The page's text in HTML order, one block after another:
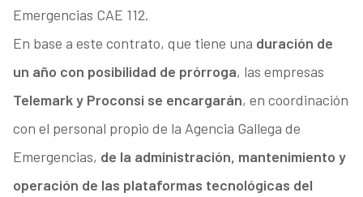
Emergencias CAE 112.
En base a este contrato, que tiene una duración de
un año con posibilidad de prórroga, las empresas
Telemark y Proconsi se encargarán, en coordinación
con el personal propio de la Agencia Gallega de
Emergencias, de la administración, mantenimiento y
operación de las plataformas tecnológicas del